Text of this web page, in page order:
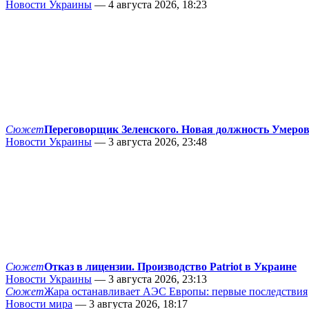
Новости Украины — 4 августа 2026, 18:23
СюжетПереговорщик Зеленского. Новая должность
Новости Украины — 3 августа 2026, 23:48
СюжетОтказ в лицензии. Производство Patriot в Украине
Новости Украины — 3 августа 2026, 23:13
СюжетЖара останавливает АЭС Европы: первые последствия
Новости мира — 3 августа 2026, 18:17